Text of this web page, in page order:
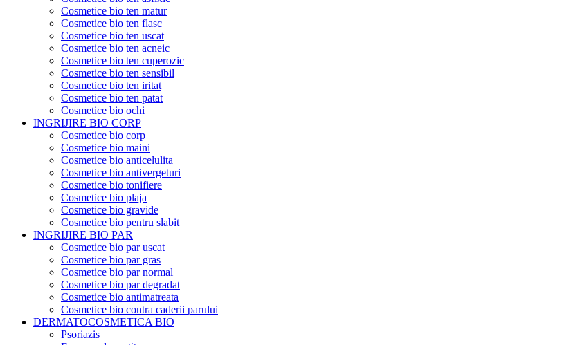
Cosmetice bio ten matur
Cosmetice bio ten flasc
Cosmetice bio ten uscat
Cosmetice bio ten acneic
Cosmetice bio ten cuperozic
Cosmetice bio ten sensibil
Cosmetice bio ten iritat
Cosmetice bio ten patat
Cosmetice bio ochi
INGRIJIRE BIO CORP
Cosmetice bio corp
Cosmetice bio maini
Cosmetice bio anticelulita
Cosmetice bio antivergeturi
Cosmetice bio tonifiere
Cosmetice bio plaja
Cosmetice bio gravide
Cosmetice bio pentru slabit
INGRIJIRE BIO PAR
Cosmetice bio par uscat
Cosmetice bio par gras
Cosmetice bio par normal
Cosmetice bio par degradat
Cosmetice bio antimatreata
Cosmetice bio contra caderii parului
DERMATOCOSMETICA BIO
Psoriazis